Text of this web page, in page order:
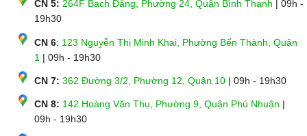
CN 5: 264F Bạch Đằng, Phường 24, Quận Bình Thạnh | 09h -
19h30
CN 6: 123 Nguyễn Thị Minh Khai, Phường Bến Thành, Quận
1 | 09h - 19h30
CN 7: 362 Đường 3/2, Phường 12, Quận 10 | 09h - 19h30
CN 8: 142 Hoàng Văn Thụ, Phường 9, Quận Phú Nhuận |
09h - 19h30